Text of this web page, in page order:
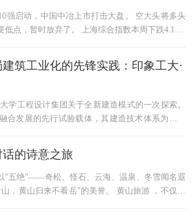
强启动，中国中冶上市打击大盘。 空大头将多头
低点，暂时放弃了。 上海综合指数本周下跌4.18%
筑工业化的先锋实践：印象工大·
学工程设计集团关于全新建造模式的一次探索。
合发展的先行试验载体，其建造技术体系为国内
的诗意之旅
"五绝"——奇松、怪石、云海、温泉、冬雪闻名遐
，黄山归来不看岳"的美誉。 黄山旅游 ，不仅是